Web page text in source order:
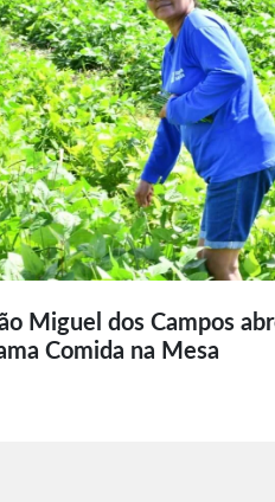
Miguel dos Campos
Comida na Mesa